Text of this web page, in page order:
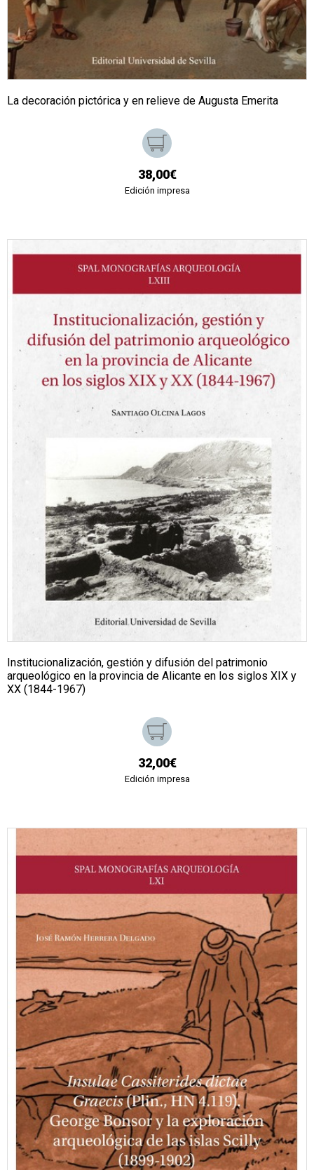
La decoración pictórica y en relieve de Augusta Emerita
38,00€
Edición impresa
Institucionalización, gestión y difusión del patrimonio
arqueológico en la provincia de Alicante en los siglos XIX y
XX (1844-1967)
32,00€
Edición impresa